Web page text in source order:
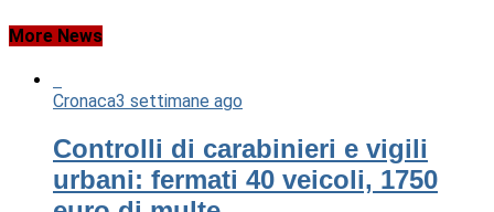
More News
Cronaca3 settimane ago
Controlli di carabinieri e vigili
urbani: fermati 40 veicoli, 1750